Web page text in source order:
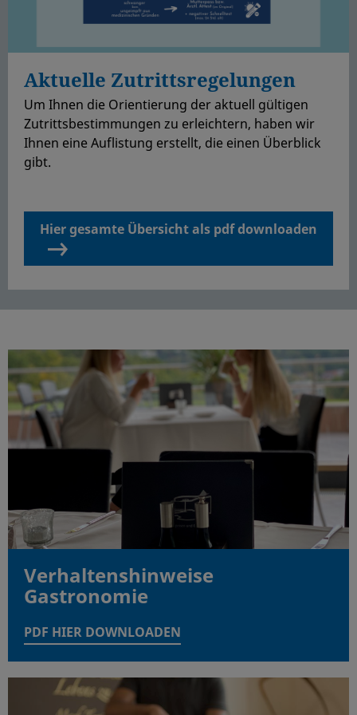
Aktuelle Zutrittsregelungen
Um Ihnen die Orientierung der aktuell gültigen
Zutrittsbestimmungen zu erleichtern, haben wir
Ihnen eine Auflistung erstellt, die einen Überblick
gibt.
Hier gesamte Übersicht als pdf downloaden
Verhaltenshinweise
Gastronomie
PDF HIER DOWNLOADEN